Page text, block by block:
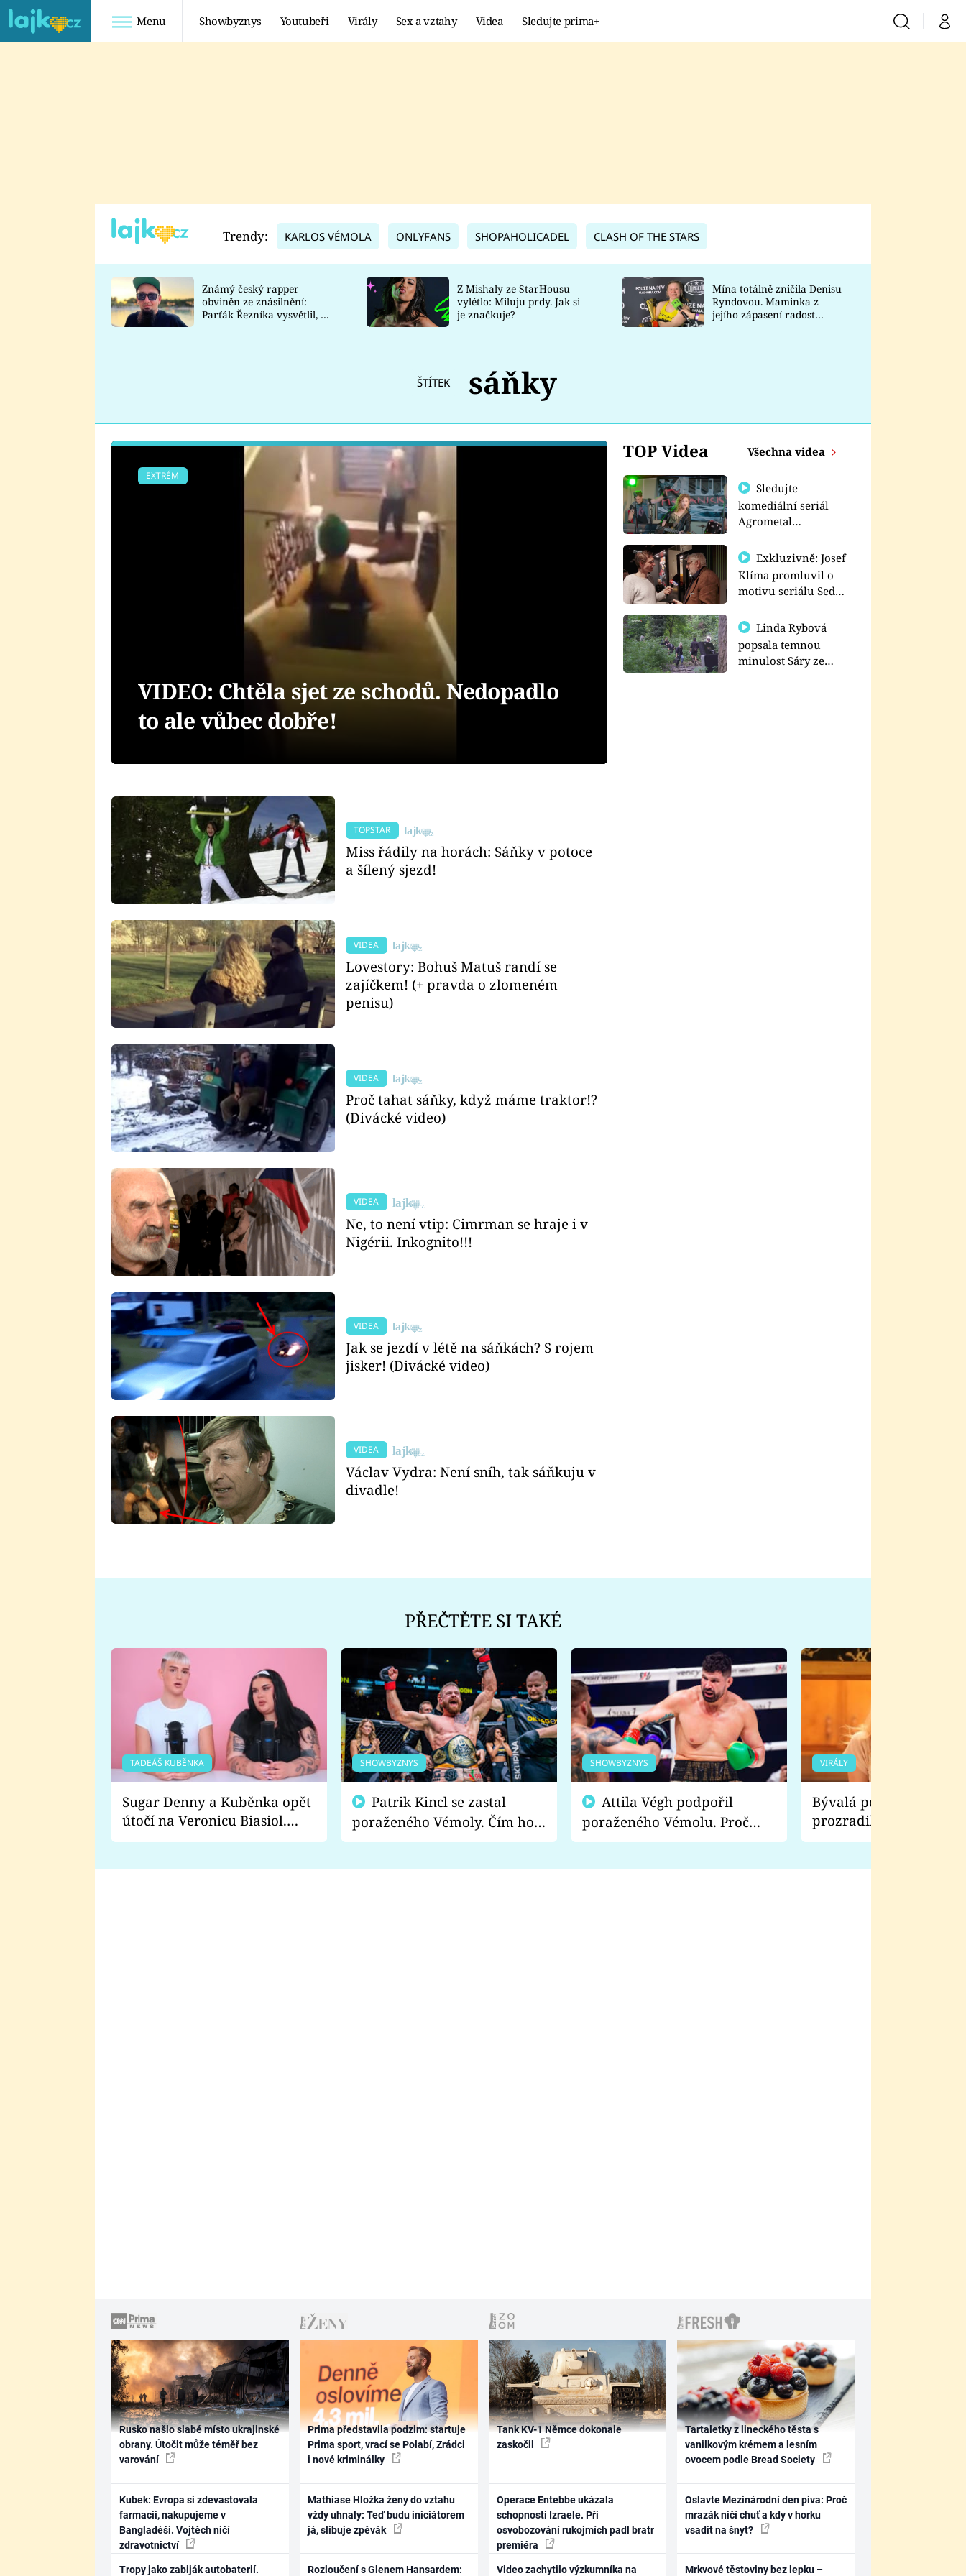
Menu Showbyznys Youtubeři Virály Sex a vztahy Videa Sledujte prima+ VyhledáváníMůj
TADEÁŠ KUBĚNKA
DATEL
Prima Lajk
Sledujte nás
Trendy: KARLOS VÉMOLA ONLYFANS SHOPAHOLICADEL CLASH OF THE STARS
Známý český rapper
obviněn ze znásilnění:
Parťák Řezníka vysvětlil, co
Z Mishaly ze StarHousu
vylétlo: Miluju prdy. Jak si
je značkuje?
Mína totálně zničila Denisu
Ryndovou. Maminka z
jejího zápasení radost
ŠTÍTEK sáňky
TOP Videa Všechna videa
Sledujte
komediální seriál
Agrometal
prima+
Exkluzivně: Josef
Klíma promluvil o
motivu seriálu Sedm
Linda Rybová
popsala temnou
minulost Sáry ze
EXTRÉM
VIDEO: Chtěla sjet ze schodů. Nedopadlo
to ale vůbec dobře!
TOPSTAR
Miss řádily na horách: Sáňky v potoce
a šílený sjezd!
VIDEA
Lovestory: Bohuš Matuš randí se
zajíčkem! (+ pravda o zlomeném
penisu)
VIDEA
Proč tahat sáňky, když máme traktor!?
(Divácké video)
VIDEA
Ne, to není vtip: Cimrman se hraje i v
Nigérii. Inkognito!!!
VIDEA
Jak se jezdí v létě na sáňkách? S rojem
jisker! (Divácké video)
VIDEA
Václav Vydra: Není sníh, tak sáňkuju v
divadle!
PŘEČTĚTE SI TAKÉ
TADEÁŠ KUBĚNKA
Sugar Denny a Kuběnka opět
útočí na Veronicu Biasiol.
Proč je podle nich falešná a
SHOWBYZNYS
poraženého Vémoly. Čím ho
fanoušci naštvali?
SHOWBYZNYS
poraženého Vémolu. Proč
chce raději zápasit s ním než
VIRÁLY
Bývalá pornoherečka
prozradila, co ji
natáčení Euforie.
Rusko našlo slabé místo ukrajinské
obrany. Útočit může téměř bez
varování
Kubek: Evropa si zdevastovala
farmacii, nakupujeme v
Bangladéši. Vojtěch ničí
zdravotnictví
Tropy jako zabiják autobaterií.
Prima představila podzim: startuje
Prima sport, vrací se Polabí, Zrádci
i nové kriminálky
Mathiase Hložka ženy do vztahu
vždy uhnaly: Teď budu iniciátorem
já, slibuje zpěvák
Rozloučení s Glenem Hansardem:
Tank KV-1 Němce dokonale
zaskočil
Operace Entebbe ukázala
schopnosti Izraele. Při
osvobozování rukojmích padl bratr
premiéra
Video zachytilo výzkumníka na
Tartaletky z lineckého těsta s
vanilkovým krémem a lesním
ovocem podle Bread Society
Oslavte Mezinárodní den piva: Proč
mrazák ničí chuť a kdy v horku
vsadit na šnyt?
Mrkvové těstoviny bez lepku –